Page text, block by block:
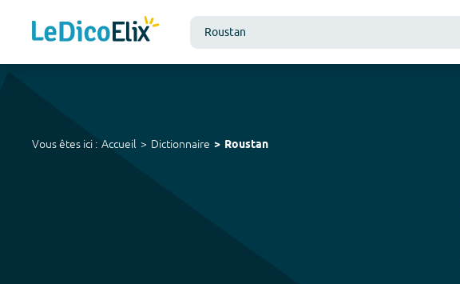
Vous êtes ici : Accueil Dictionnaire Roustan